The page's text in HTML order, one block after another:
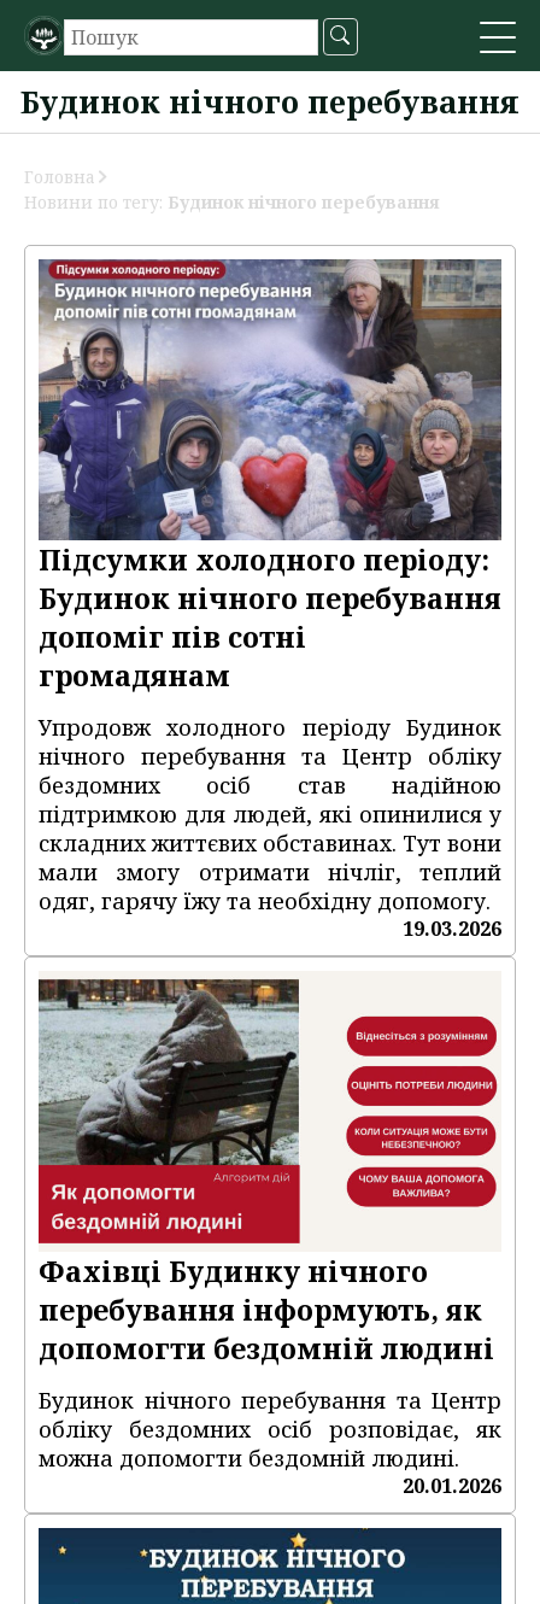
Будинок нічного перебування
Головна
Новини по тегу: Будинок нічного перебування
Підсумки холодного періоду:
Будинок нічного перебування
допоміг пів сотні
громадянам
Упродовж холодного періоду Будинок
нічного перебування та Центр обліку
бездомних осіб став надійною
підтримкою для людей, які опинилися у
складних життєвих обставинах. Тут вони
мали змогу отримати нічліг, теплий
одяг, гарячу їжу та необхідну допомогу.
19.03.2026
Фахівці Будинку нічного
перебування інформують, як
допомогти бездомній людині
Будинок нічного перебування та Центр
обліку бездомних осіб розповідає, як
можна допомогти бездомній людині.
20.01.2026